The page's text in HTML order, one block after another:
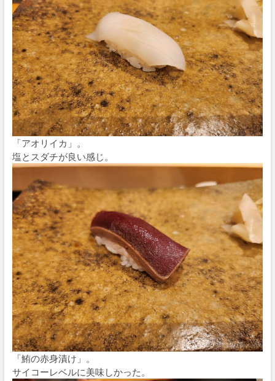
「アオリイカ」。
塩とスダチが良い感じ。
「鮪の赤身漬け」。
サイコーレベルに美味しかった。